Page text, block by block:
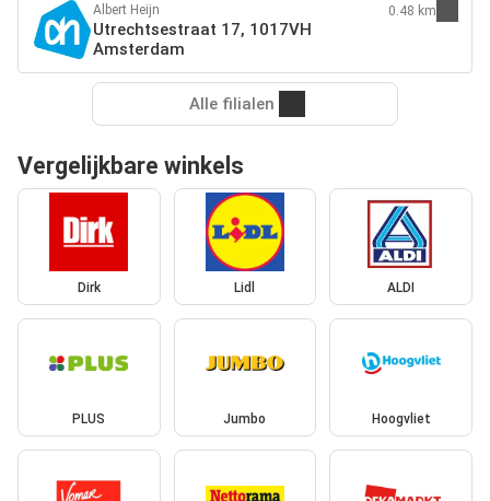
Albert Heijn
Utrechtsestraat 17, 1017VH
Amsterdam
0.48 km
Alle filialen
Vergelijkbare winkels
Dirk Lidl ALDI
PLUS Jumbo Hoogvliet